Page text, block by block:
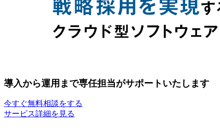
導入から運用まで専任担当がサポートいたします
今すぐ無料相談をする
サービス詳細を見る